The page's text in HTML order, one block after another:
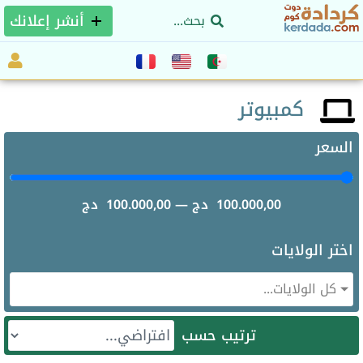
أنشر إعلانك
كمبيوتر
ترتيب حسب
السعر
100.000,00 دج—
100.000,00 دج
اختر الولايات
كل الولايات...